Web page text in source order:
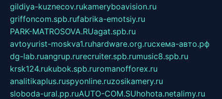
gildiya-kuznecov.rukameryboavision.ru
griffoncom.spb.rufabrika-emotsiy.ru
PARK-MATROSOVA.RUagat.spb.ru
avtoyurist-moskva1.ruhardware.org.ruсхема-авто.рф
dg-lab.ruangrup.rurecruiter.spb.rumusic8.spb.ru
krsk124.rukubok.spb.ruromanofforex.ru
analitikaplus.ruspyonline.ruzosikamery.ru
sloboda-ural.pp.ruAUTO-COM.SUhohota.netalimy.ru